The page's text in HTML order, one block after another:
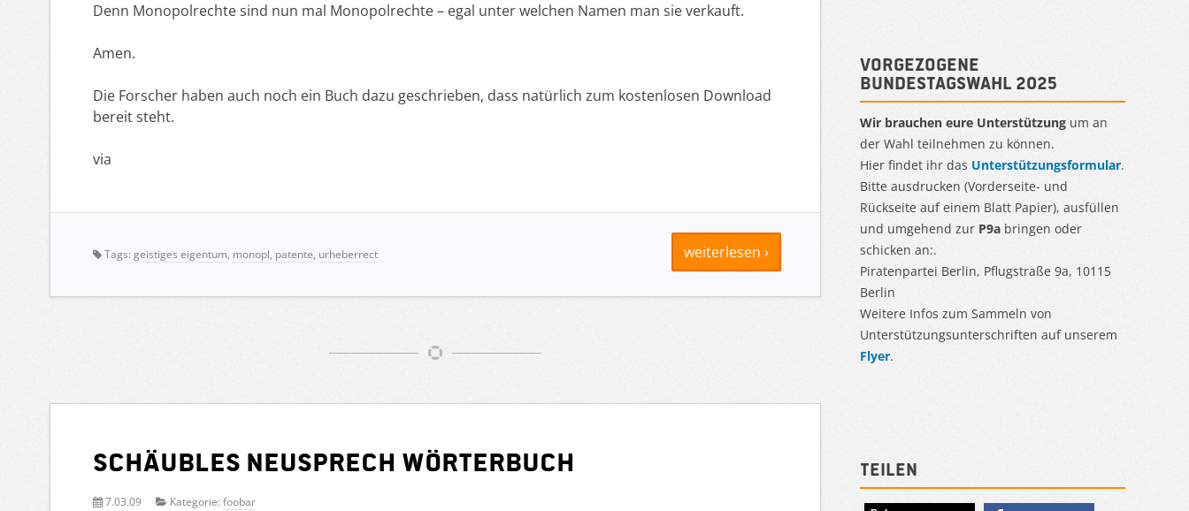
Denn Monopolrechte sind nun mal Monopolrechte – egal unter welchen Namen man sie verkauft.
Amen.
Die Forscher haben auch noch ein Buch dazu geschrieben, dass natürlich zum kostenlosen Download
bereit steht.
via
weiterlesen ›
Tags: geistiges eigentum, monopl, patente, urheberrect
Schäubles Neusprech Wörterbuch
7.03.09 Kategorie: foobar
Vorgezogene
Bundestagswahl 2025
Wir brauchen eure Unterstützung um an
der Wahl teilnehmen zu können.
Hier findet ihr das Unterstützungsformular.
Bitte ausdrucken (Vorderseite- und
Rückseite auf einem Blatt Papier), ausfüllen
und umgehend zur P9a bringen oder
schicken an:.
Piratenpartei Berlin, Pflugstraße 9a, 10115
Berlin
Weitere Infos zum Sammeln von
Unterstützungsunterschriften auf unserem
Flyer.
Teilen